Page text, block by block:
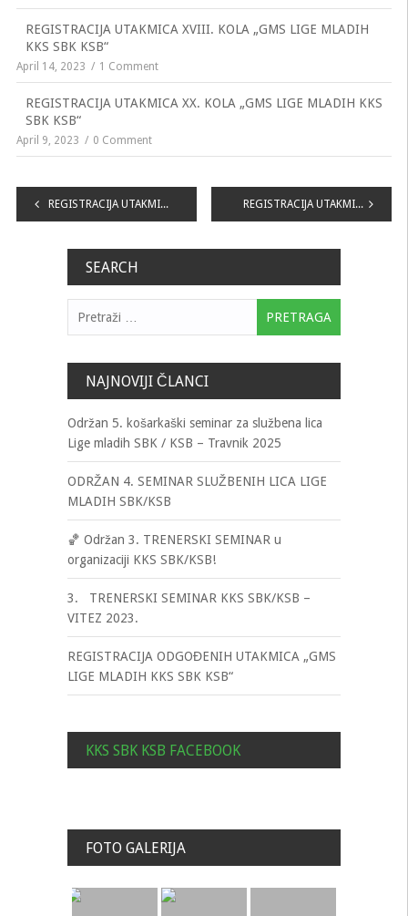
REGISTRACIJA UTAKMICA XVIII. KOLA „GMS LIGE MLADIH
KKS SBK KSB“
April 14, 2023 1 Comment
REGISTRACIJA UTAKMICA XX. KOLA „GMS LIGE MLADIH KKS
SBK KSB“
April 9, 2023 0 Comment
Navigacija
REGISTRACIJA UTAKMICA „No1 LIGE MLADIH KKS SBK KSB“ REGISTRACIJA UTAKMICA XIV. KOLA „No1 LIGE MLADIH KKS SBK KSB“
SEARCH
NAJNOVIJI ČLANCI
Održan 5. košarkaški seminar za službena lica
Lige mladih SBK / KSB – Travnik 2025
ODRŽAN 4. SEMINAR SLUŽBENIH LICA LIGE
MLADIH SBK/KSB
🏀 Održan 3. TRENERSKI SEMINAR u
organizaciji KKS SBK/KSB!
3. TRENERSKI SEMINAR KKS SBK/KSB –
VITEZ 2023.
REGISTRACIJA ODGOĐENIH UTAKMICA „GMS
LIGE MLADIH KKS SBK KSB“
KKS SBK KSB FACEBOOK
FOTO GALERIJA